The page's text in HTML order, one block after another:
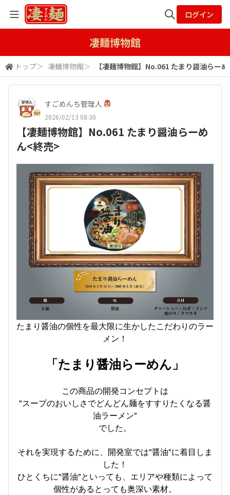
検索
ログイン
凄麺博物館
トップ＞ 凄麺博物館＞ 【凄麺博物館】No.061 たまり醤油らー
すごめんち管理人
2026/02/13 08:30
【凄麺博物館】No.061 たまり醤油らーめ
ん<終売>
たまり醤油の個性を最大限に生かしたこだわりのラー
メン！
「たまり醤油らーめん」
この商品の開発コンセプトは
"スープのおいしさでどんどん麺をすすりたくなる醤
油ラーメン"
でした。
それを実現するために、開発室では"醤油"に着目しま
した！
ひとくちに"醤油"といっても、エリアや種類によって
個性があるとっても奥深い素材。